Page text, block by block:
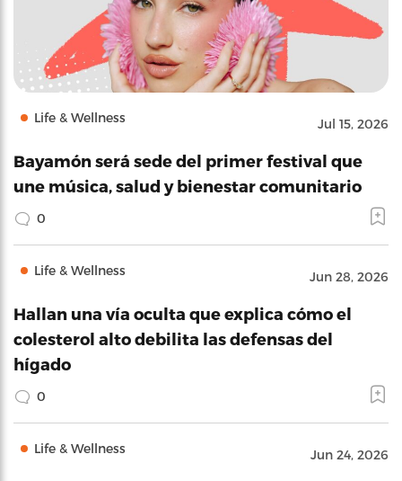
Life & Wellness Jul 15, 2026
Bayamón será sede del primer festival que
une música, salud y bienestar comunitario
0
Life & Wellness Jun 28, 2026
Hallan una vía oculta que explica cómo el
colesterol alto debilita las defensas del
hígado
0
Life & Wellness Jun 24, 2026